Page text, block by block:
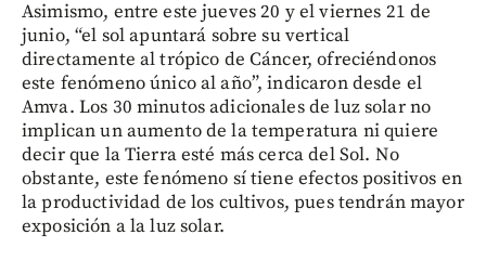
Asimismo, entre este jueves 20 y el viernes 21 de
junio, “el sol apuntará sobre su vertical
directamente al trópico de Cáncer, ofreciéndonos
este fenómeno único al año”, indicaron desde el
Amva. Los 30 minutos adicionales de luz solar no
implican un aumento de la temperatura ni quiere
decir que la Tierra esté más cerca del Sol. No
obstante, este fenómeno sí tiene efectos positivos en
la productividad de los cultivos, pues tendrán mayor
exposición a la luz solar.